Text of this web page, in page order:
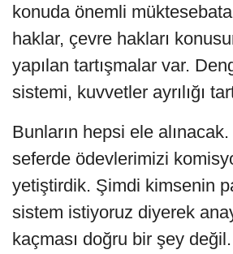
konuda önemli
haklar, çevre hakları
yapılan tartışmalar var.
sistemi, kuvvetler ayrılığı
Bunların hepsi ele
seferde ödevlerimizi
yetiştirdik. Şimdi kimsenin
sistem istiyoruz diyerek
kaçması doğru bir şey değil.